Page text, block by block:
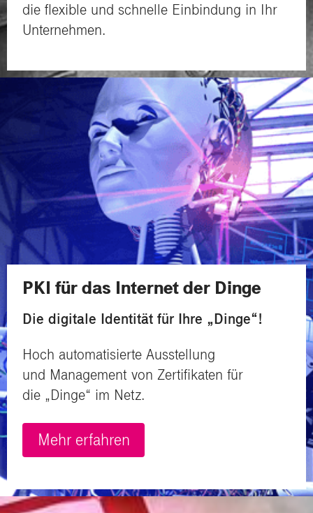
die flexible und schnelle Einbindung in Ihr
Unternehmen.
PKI für das Internet der Dinge
Die digitale Identität für Ihre „Dinge“!
Hoch automatisierte Ausstellung
und Management von Zertifikaten für
die „Dinge“ im Netz.
Mehr erfahren